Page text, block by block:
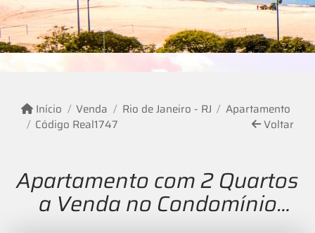
Início Venda Rio de Janeiro - RJ
Apartamento
Código Real1747
Voltar
Apartamento com 2 Quartos
a Venda no Condomínio